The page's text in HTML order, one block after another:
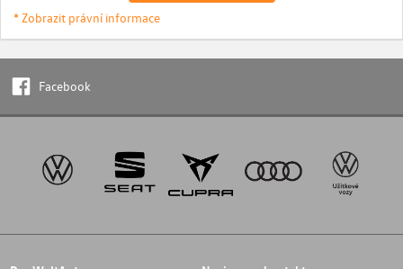
* Zobrazit právní informace
Facebook